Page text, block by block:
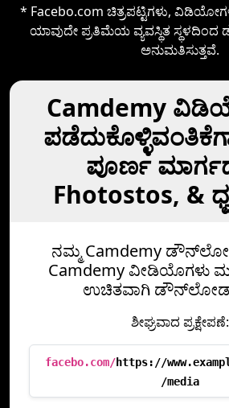
* Facebo.com ಚಿತ್ರಪಟ್ಟಿಗಳು,
ಯಾವುದೇ ಪ್ರತಿಮೆಯ ವ್ಯವಸ್ಥಿತ
ಅನುಮತಿಸುತ್ತವೆ.
Camdemy
ಪೂರ್ಣ
Fhotostos, &
ನಮ್ಮ Camdemy
Camdemy ವೀಡಿಯೊಗಳು
ಉಚಿತವಾಗಿ
ಶೀಘ್ರವಾದ ಪ್ರಕ್ಷೇಪಣೆ:
facebo.com/https://
/media